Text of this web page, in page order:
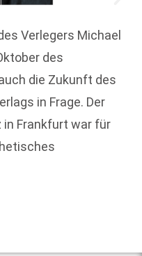
Verlegers Michael
des
die Zukunft des
in Frage. Der
in Frankfurt war für